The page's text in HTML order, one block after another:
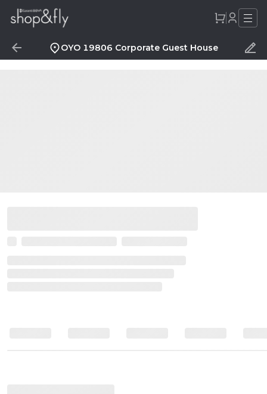
OYO 19806 Corporate Guest House